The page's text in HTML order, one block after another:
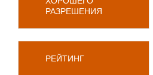
РАЗРЕШЕНИЯ
РЕЙТИНГ